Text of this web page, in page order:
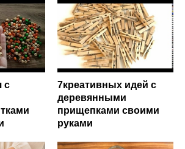
с
7креативных идей с
деревянными
прищепками своими
руками